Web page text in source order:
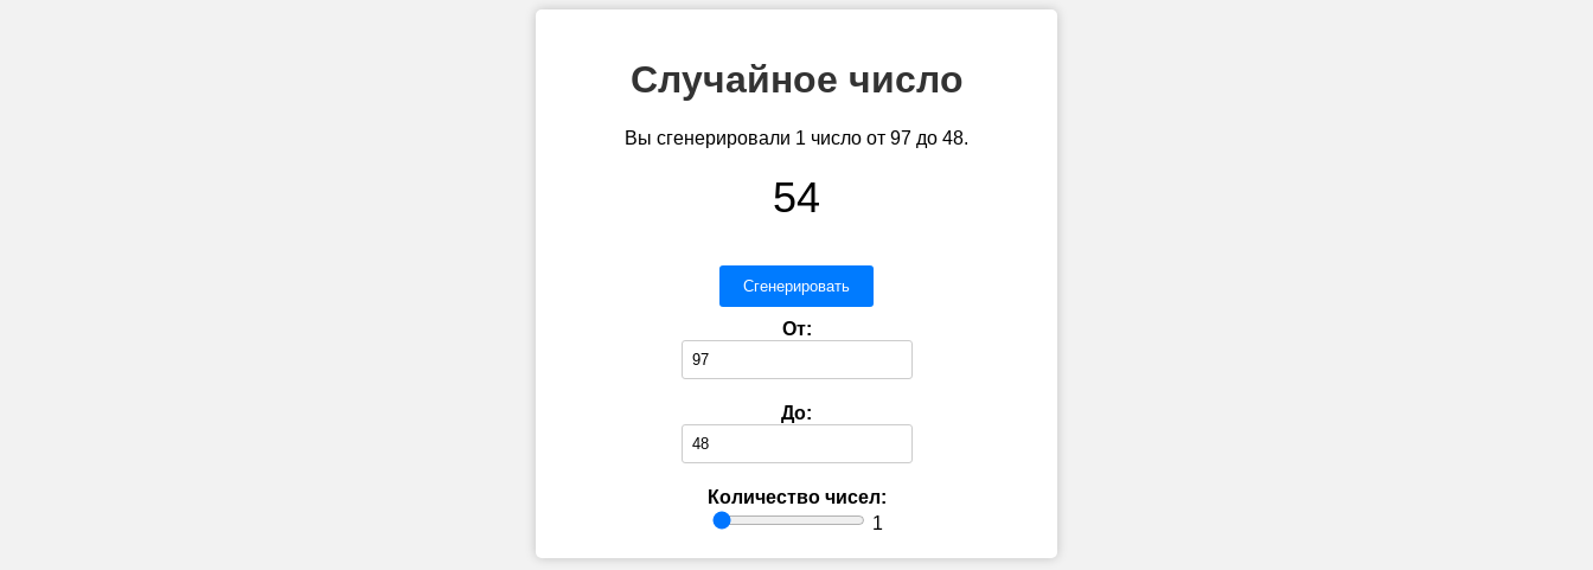
Случайное число
Вы сгенерировали 1 число от 97 до 48.
54
Сгенерировать
От:
До:
Количество чисел:
1